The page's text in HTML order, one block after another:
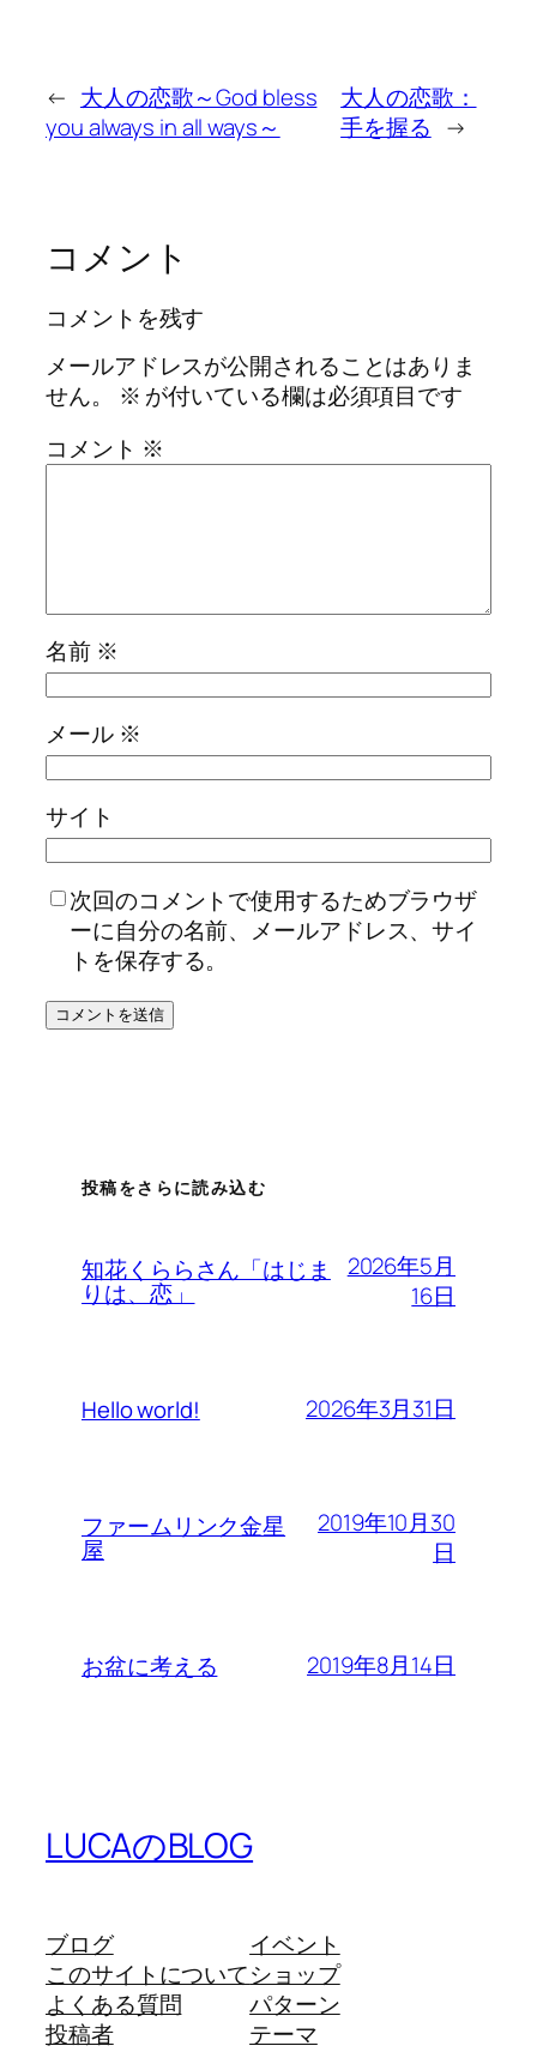
← 大人の恋歌～God bless
you always in all ways～
大人の恋歌：
手を握る →
コメント
コメントを残す
メールアドレスが公開されることはありま
せん。
※ が付いている欄は必須項目です
コメント ※
名前 ※
メール ※
サイト
次回のコメントで使用するためブラウザ
ーに自分の名前、メールアドレス、サイ
トを保存する。
投稿をさらに読み込む
知花くららさん「はじま
りは、恋」
2026年5月
16日
Hello world! 2026年3月31日
ファームリンク金星
屋
2019年10月30
日
お盆に考える 2019年8月14日
LUCAのBLOG
ブログ
このサイトについて
よくある質問
投稿者
イベント
ショップ
パターン
テーマ